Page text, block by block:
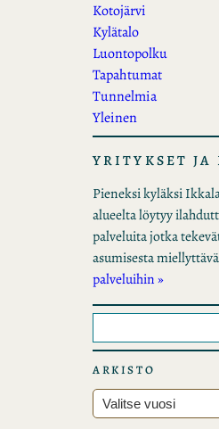
Kotojärvi
Kylätalo
Luontopolku
Tapahtumat
Tunnelmia
Yleinen
YRITYKSET JA
Pieneksi kyläksi
alueelta löytyy
palveluita jotka
asumisesta
palveluihin »
t
s
i
ARKISTO
A
r